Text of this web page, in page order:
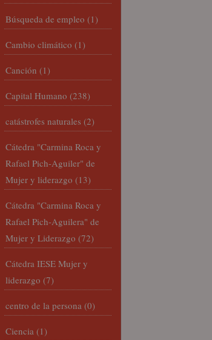
Búsqueda de empleo (1)
Cambio climático (1)
Canción (1)
Capital Humano (238)
catástrofes naturales (2)
Cátedra "Carmina Roca y
Rafael Pich-Aguiler" de
Mujer y liderazgo (13)
Cátedra "Carmina Roca y
Rafael Pich-Aguilera" de
Mujer y Liderazgo (72)
Cátedra IESE Mujer y
liderazgo (7)
centro de la persona (0)
Ciencia (1)